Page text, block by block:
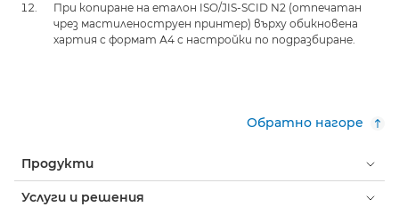
При копиране на еталон ISO/JIS-SCID N2 (отпечатан
чрез мастиленоструен принтер) върху обикновена
хартия с формат А4 с настройки по подразбиране.
Обратно нагоре
Продукти
Услуги и решения